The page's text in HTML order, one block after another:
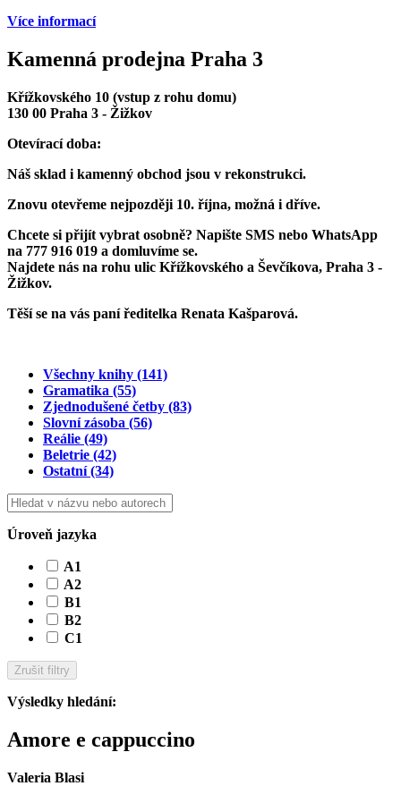
Více informací
Kamenná prodejna Praha 3
Křížkovského 10 (vstup z rohu domu)
130 00 Praha 3 - Žižkov
Otevírací doba:
Náš sklad i kamenný obchod jsou v rekonstrukci.
Znovu otevřeme nejpozději 10. října, možná i dříve.
Chcete si přijít vybrat osobně? Napište SMS nebo WhatsApp
na 777 916 019 a domluvíme se.
Najdete nás na rohu ulic Křížkovského a Ševčíkova, Praha 3 -
Žižkov.
Těší se na vás paní ředitelka Renata Kašparová.
Všechny knihy (141)
Gramatika (55)
Zjednodušené četby (83)
Slovní zásoba (56)
Reálie (49)
Beletrie (42)
Ostatní(34)
Úroveň jazyka
A1
A2
B1
B2
C1
Zrušit filtry
Výsledky hledání:
Amore e cappuccino
Valeria Blasi